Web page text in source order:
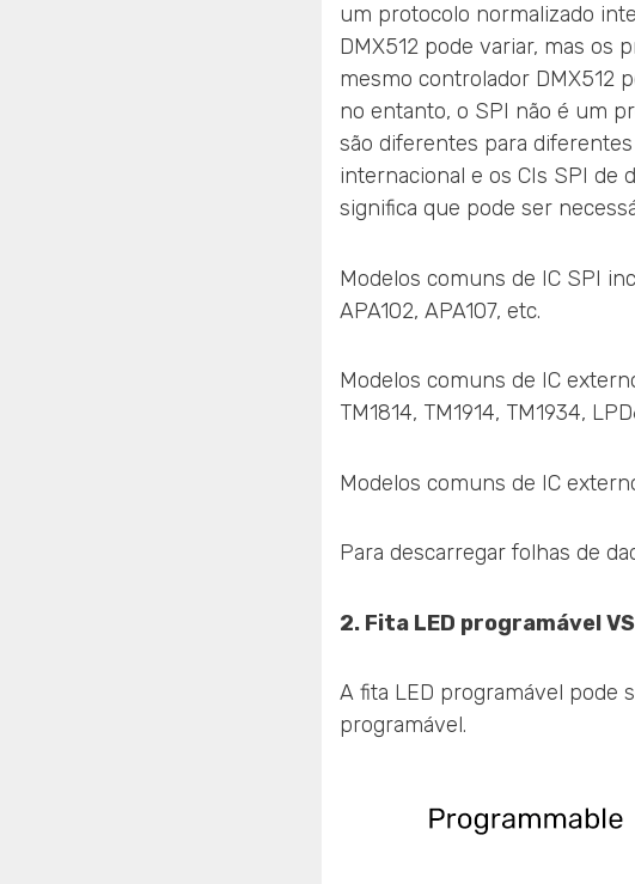
um protocolo normalizado
DMX512 pode variar, mas os
mesmo controlador DMX512
no entanto, o SPI não é um
são diferentes para
internacional e os CIs SPI
significa que pode ser
Modelos comuns de IC SPI
APA102, APA107, etc.
Modelos comuns de IC
TM1814, TM1914, TM1934,
Modelos comuns de IC
Para descarregar folhas de
2. Fita LED programável
A fita LED programável pode
programável.